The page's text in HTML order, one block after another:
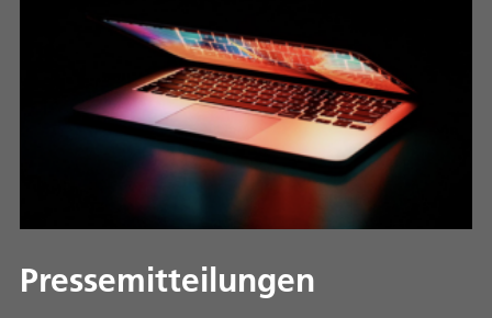
Pressemitteilungen